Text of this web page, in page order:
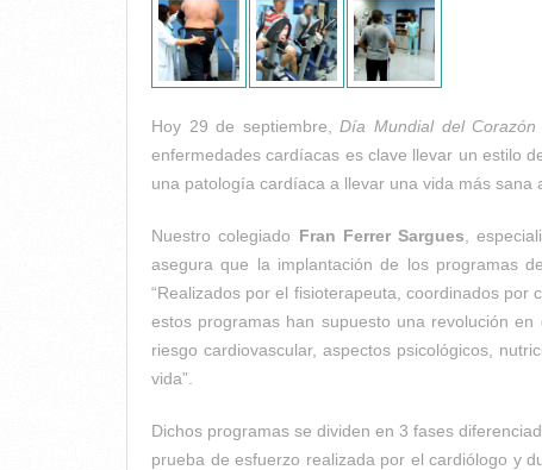
Hoy 29 de septiembre,Día Mundial del
enfermedades cardíacas es clave llevar un estilo
una patología cardíaca a llevar una vida más sana
Nuestro colegiado Fran Ferrer Sargues ,
asegura que la implantación de los programas
“Realizados por el fisioterapeuta, coordinados
estos programas han supuesto una revolución
riesgo cardiovascular, aspectos psicológicos,
vida”.
Dichos programas se dividen en 3 fases
prueba de esfuerzo realizada por el cardiólogo y